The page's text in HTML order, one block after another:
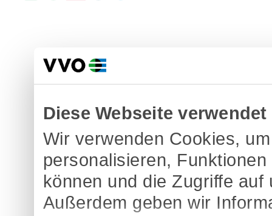
Diese Webseite
Wir verwenden Cookies,
personalisieren,
können und die Zugriffe
Außerdem geben wir